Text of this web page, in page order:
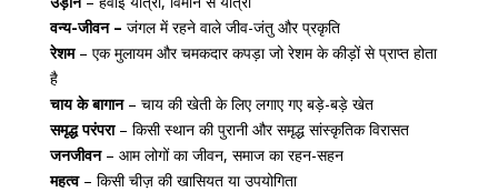
वन्य-जीवन – जंगल में रहने वाले जीव-जंतु और प्रकृति
रेशम– एक मुलायम और चमकदार कपड़ा जो रेशम के कीड़ों से प्राप्त होता
है
चाय के बागान– चाय की खेती के लिए लगाए गए बड़े-बड़े खेत
समृद्ध परंपरा– किसी स्थान की पुरानी और समृद्ध सांस्कृतिक विरासत
जनजीवन– आम लोगों का जीवन, समाज का रहन-सहन
महत्व– किसी चीज़ की खासियत या उपयोगिता